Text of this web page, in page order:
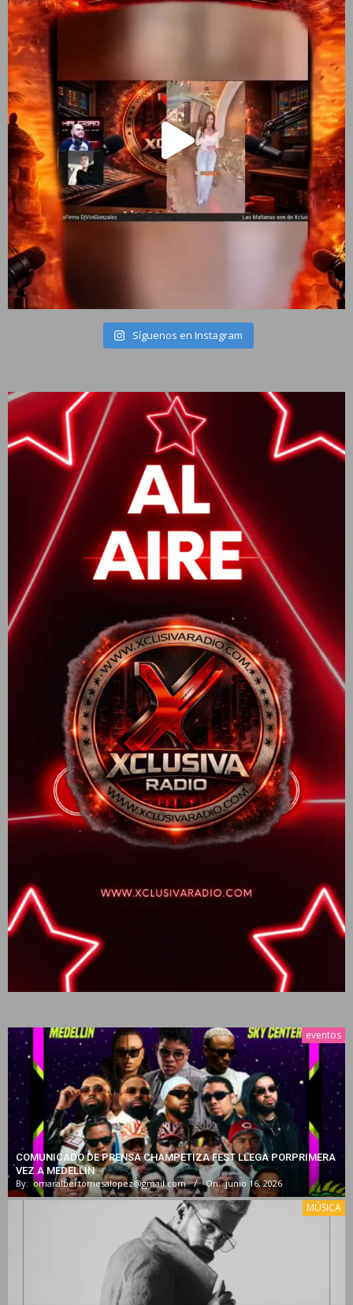
Síguenos en Instagram
eventos
COMUNICADO DE PRENSA CHAMPETIZA FEST LLEGA PORPRIMERA
VEZ A MEDELLIN
By: omaralbertomesalopez@gmail.com On: junio 16, 2026
MÚSICA